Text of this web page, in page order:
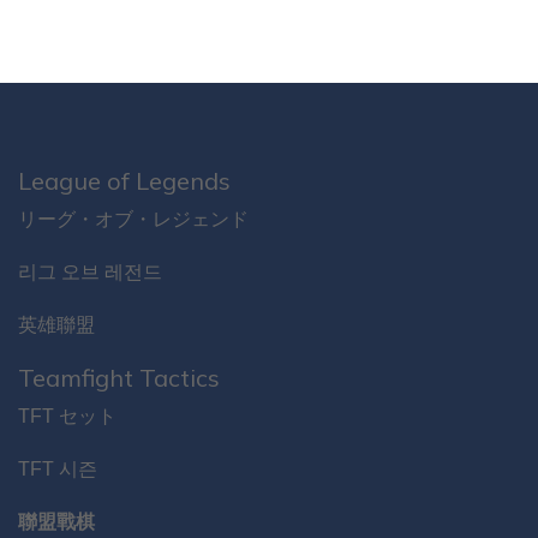
League of Legends
リーグ・オブ・レジェンド
리그 오브 레전드
英雄聯盟
Teamfight Tactics
TFT セット
TFT 시즌
聯盟戰棋